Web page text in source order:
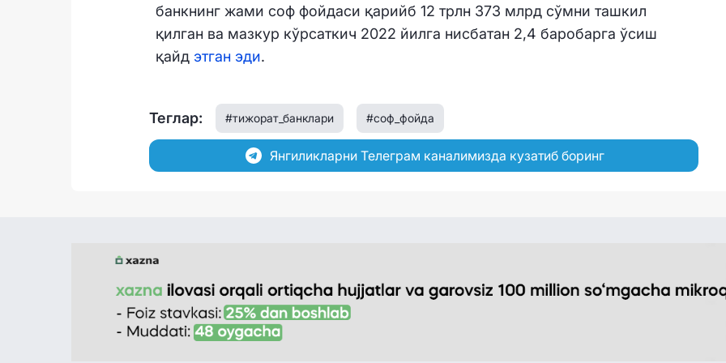
банкнинг жами соф фойдаси қарийб 12 трлн 373 млрд сўмни ташкил
қилган ва мазкур кўрсаткич 2022 йилга нисбатан 2,4 баробарга ўсиш
қайд этган эди.
Теглар: #тижорат_банклари #соф_фойда
Янгиликларни Телеграм каналимизда кузатиб боринг